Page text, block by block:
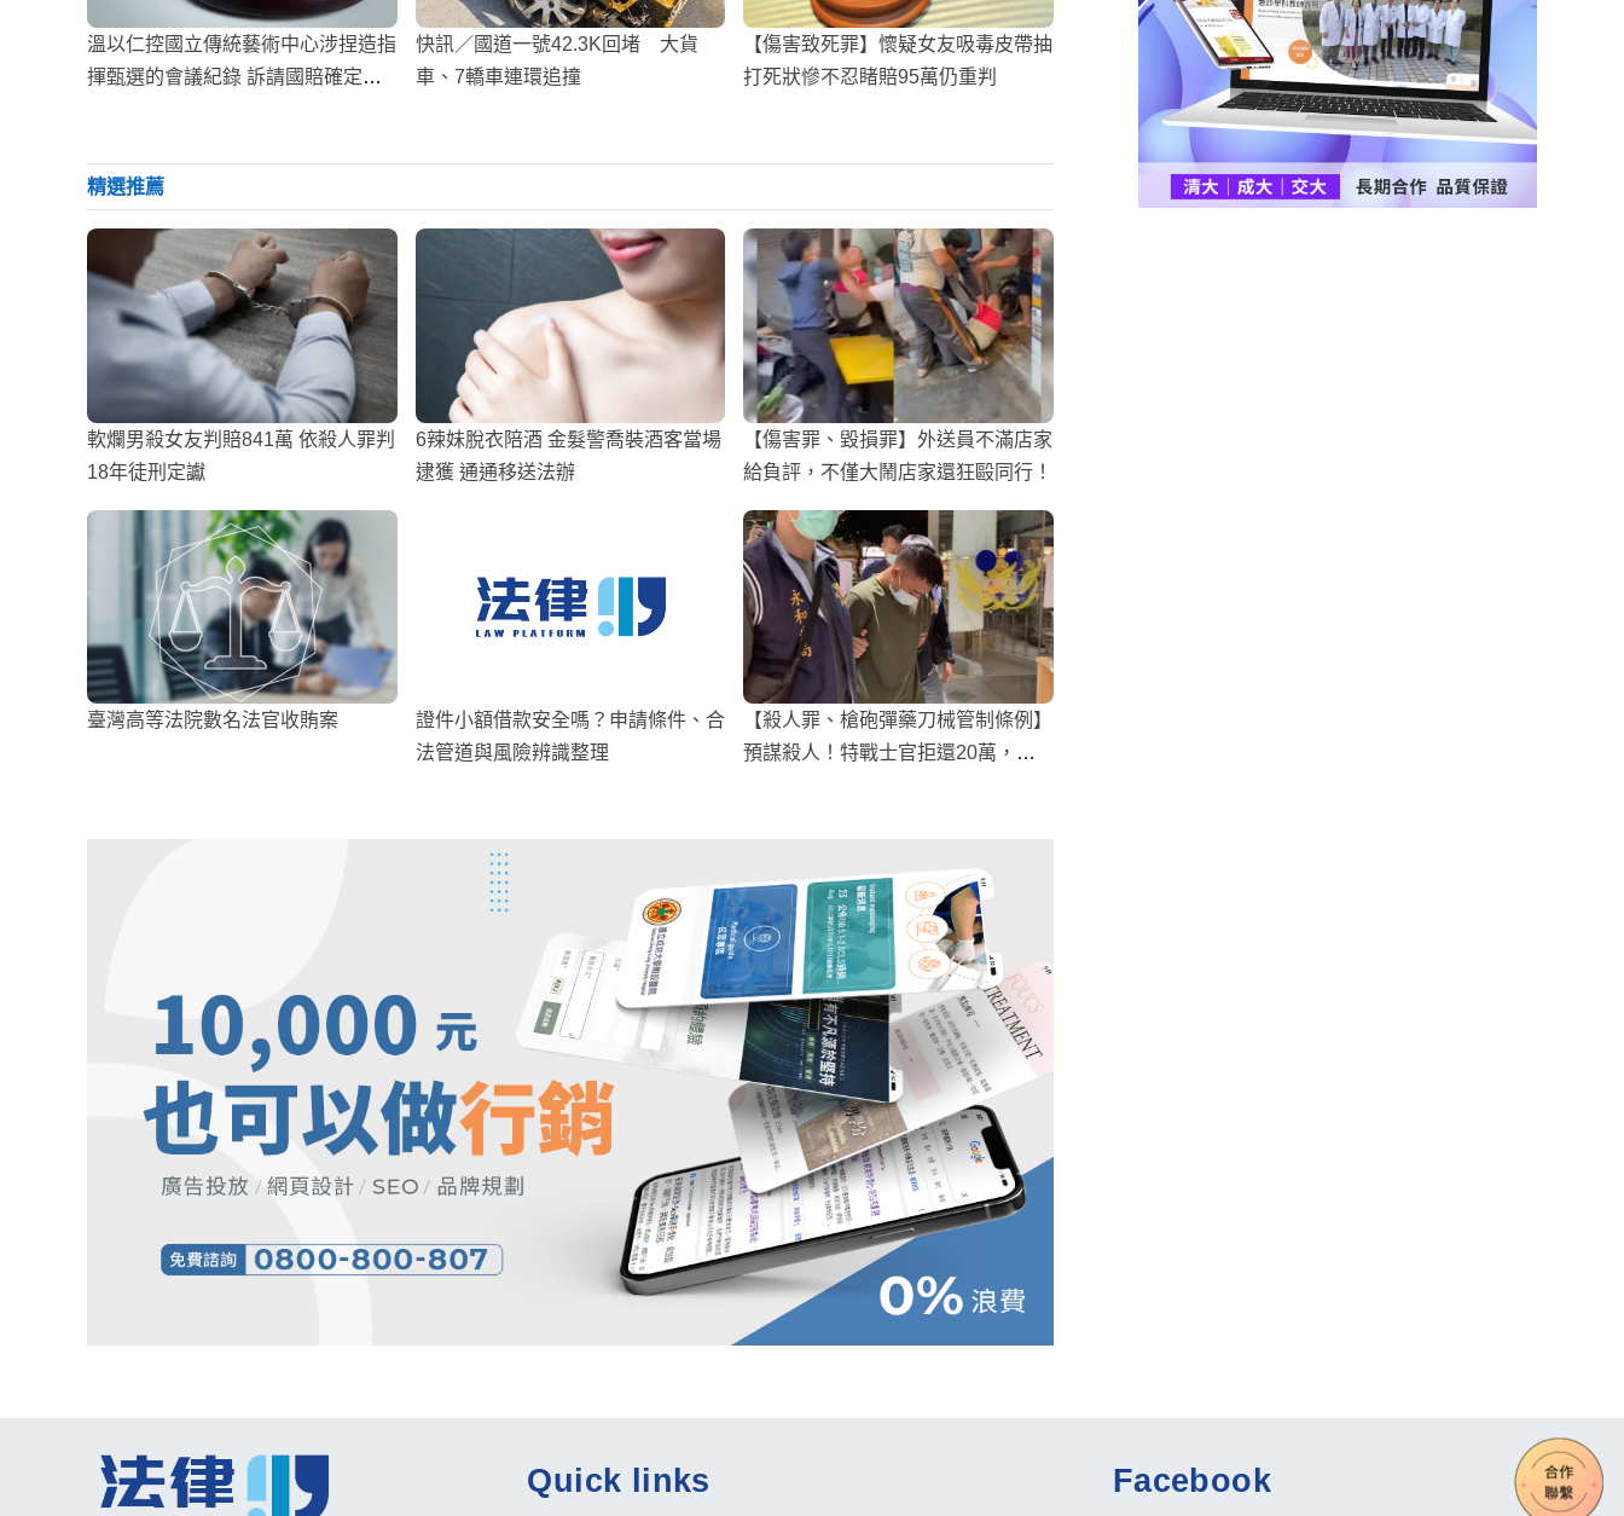
溫以仁控國立傳統藝術中心涉捏造指
揮甄選的會議紀錄 訴請國賠確定敗
快訊／國道一號42.3K回堵 大貨
車、7轎車連環追撞
【傷害致死罪】懷疑女友吸毒皮帶抽
打死狀慘不忍睹賠95萬仍重判
精選推薦
軟爛男殺女友判賠841萬 依殺人罪判
18年徒刑定讞
6辣妹脫衣陪酒 金髮警喬裝酒客當場
逮獲 通通移送法辦
【傷害罪、毀損罪】外送員不滿店家
給負評，不僅大鬧店家還狂毆同行！
臺灣高等法院數名法官收賄案
證件小額借款安全嗎？申請條件、合
法管道與風險辨識整理
【殺人罪、槍砲彈藥刀械管制條例】
預謀殺人！特戰士官拒還20萬，對
Quick links Facebook